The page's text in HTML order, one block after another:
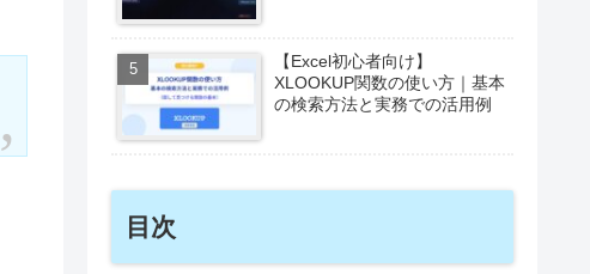
【Excel初心者向け】
XLOOKUP関数の使い方｜基本
の検索方法と実務での活用例
目次